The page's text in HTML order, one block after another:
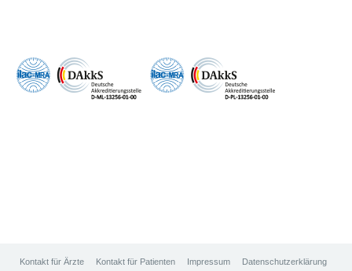
Kontakt für Ärzte Kontakt für Patienten Impressum Datenschutzerklärung